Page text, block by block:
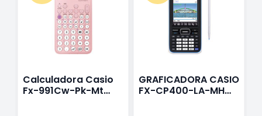
Calculadora Casio
Fx-991Cw-Pk-Mt
GRAFICADORA CASIO
FX-CP400-LA-MH